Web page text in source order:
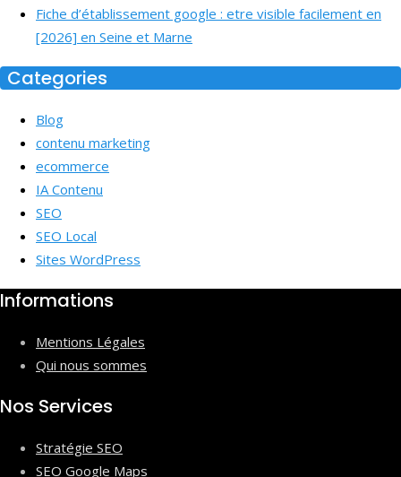
Fiche d’établissement google : etre visible facilement en
[2026] en Seine et Marne
Categories
Blog
contenu marketing
ecommerce
IA Contenu
SEO
SEO Local
Sites WordPress
Informations
Mentions Légales
Qui nous sommes
Nos Services
Stratégie SEO
SEO Google Maps